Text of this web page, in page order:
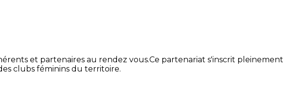
et partenaires au rendez vous.Ce partenariat s'inscrit pleinement
clubs féminins du territoire.